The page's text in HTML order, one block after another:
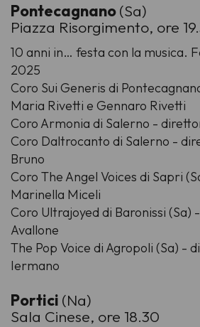
Pontecagnano(Sa)
Piazza Risorgimento, ore
10 anni in… festa con la musica.
2025
Coro Sui Generis di
Maria Rivetti e Gennaro Rivetti
Coro Armonia di Salerno -
Coro Daltrocanto di Salerno -
Bruno
Coro The Angel Voices di Sapri
Marinella Miceli
Coro Ultrajoyed di Baronissi (Sa)
Avallone
The Pop Voice di Agropoli (Sa) -
Iermano
Portici (Na)
Sala Cinese, ore 18.30